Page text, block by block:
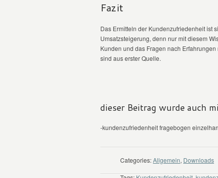
Fazit
Das Ermitteln der Kundenzufriedenheit ist
Umsatzsteigerung, denn nur mit diesem
Kunden und das Fragen nach
sind aus erster Quelle.
dieser Beitrag wurde auch
-kundenzufriedenheit fragebogen
Categories:Allgemein, Downloads